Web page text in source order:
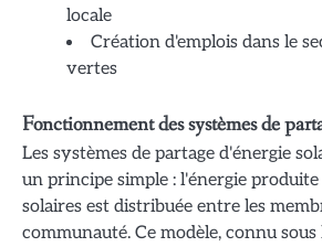
locale
Création d'emplois dans le
vertes
Fonctionnement des systèmes de
Les systèmes de partage d'énergie
un principe simple : l'énergie
solaires est distribuée entre les
communauté. Ce modèle, connu